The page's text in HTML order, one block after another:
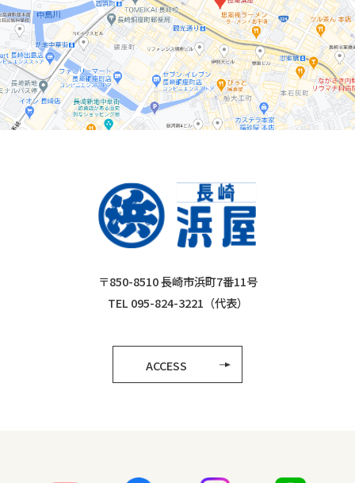
〒850-8510 長崎市浜町7番11号
TEL 095-824-3221（代表）
ACCESS